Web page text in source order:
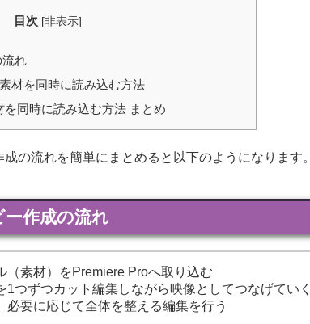
目次 [非表示]
流れ
材を同時に読み込む方法
同時に読み込む方法 まとめ
の流れを簡単にまとめると以下のようになります。
作成の流れ
（素材）をPremiere Proへ取り込む
1つずつカット編集しながら映像としてつなげていく
必要に応じて全体を整える編集を行う